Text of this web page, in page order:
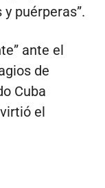
puérperas”.
ante el
de
Cuba
el